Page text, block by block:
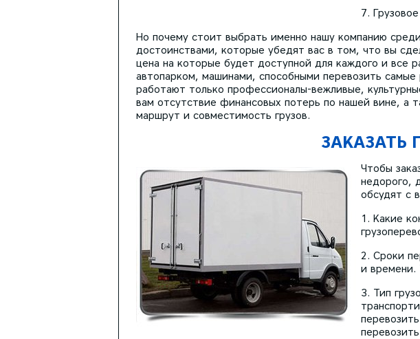
Но почему стоит выбрать именно нашу компанию
достоинствами, которые убедят вас в том, что вы
цена на которые будет доступной для каждого и все
автопарком, машинами, способными перевозить
работают только профессионалы-вежливые,
вам отсутствие финансовых потерь по нашей вине, а
маршрут и совместимость грузов.
ЗАКАЗАТЬ
Чтобы
недорого,
обсудят с
Какие
Сроки
и времени.
Тип